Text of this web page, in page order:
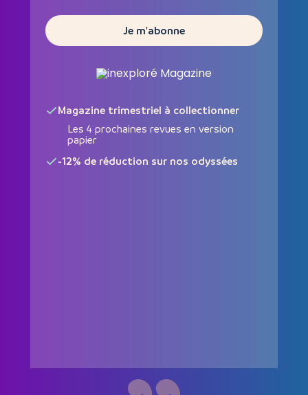
Je m'abonne
Magazine trimestriel à collectionner
Les 4 prochaines revues en version
papier
-12% de réduction sur nos odyssées